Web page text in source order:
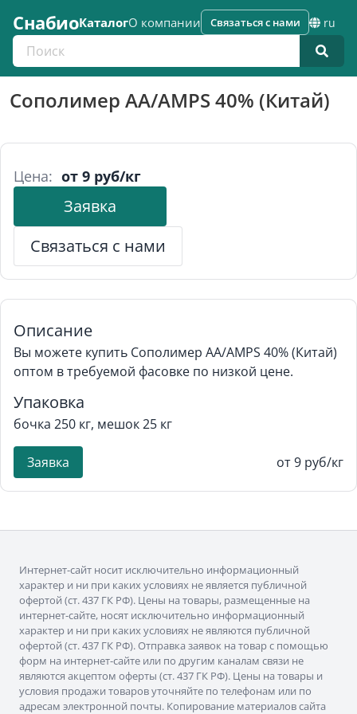
СнабиоКаталогО компании
Поиск по каталогу
Связаться с нами ru
Сополимер AA/AMPS 40% (Китай)
Цена: от 9 руб/кг
Заявка
Связаться с нами
Описание
Вы можете купить Сополимер AA/AMPS 40% (Китай)
оптом в требуемой фасовке по низкой цене.
Упаковка
бочка 250 кг, мешок 25 кг
Заявка от 9 руб/кг
Интернет-сайт носит исключительно информационный
характер и ни при каких условиях не является публичной
офертой (ст. 437 ГК РФ). Цены на товары, размещенные на
интернет-сайте, носят исключительно информационный
характер и ни при каких условиях не являются публичной
офертой (ст. 437 ГК РФ). Отправка заявок на товар с помощью
форм на интернет-сайте или по другим каналам связи не
являются акцептом оферты (ст. 437 ГК РФ). Цены на товары и
условия продажи товаров уточняйте по телефонам или по
адресам электронной почты. Копирование материалов сайта